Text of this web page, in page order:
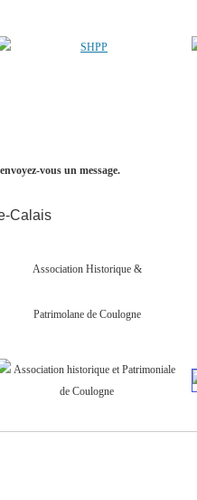
vous un message.
Calais
Association Historique &
Patrimolane de Coulogne